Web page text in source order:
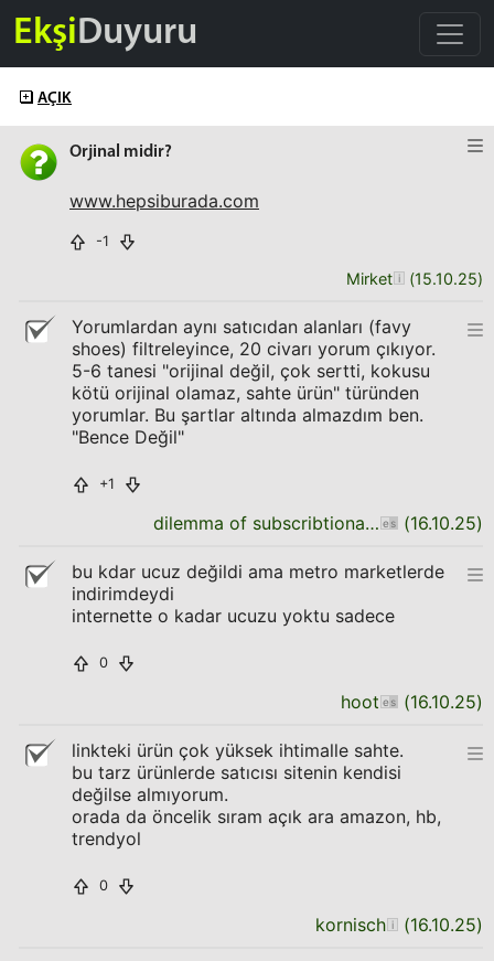
EkşiDuyuru
AÇIK
Orjinal midir?
www.hepsiburada.com
-1
Mirket (15.10.25)
Yorumlardan aynı satıcıdan alanları (favy
shoes) filtreleyince, 20 civarı yorum çıkıyor.
5-6 tanesi "orijinal değil, çok sertti, kokusu
kötü orijinal olamaz, sahte ürün" türünden
yorumlar. Bu şartlar altında almazdım ben.
"Bence Değil"
+1
dilemma of subscribtionability (16.10.25)
bu kdar ucuz değildi ama metro marketlerde
indirimdeydi
internette o kadar ucuzu yoktu sadece
0
hoot (16.10.25)
linkteki ürün çok yüksek ihtimalle sahte.
bu tarz ürünlerde satıcısı sitenin kendisi
değilse almıyorum.
orada da öncelik sıram açık ara amazon, hb,
trendyol
0
kornisch (16.10.25)